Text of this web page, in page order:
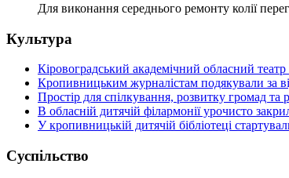
Для виконання середнього ремонту колії
Культура
Кіровоградський академічний обласний
Кропивницьким журналістам подякували за
Простір для спілкування, розвитку громад
В обласній дитячій філармонії урочисто
У кропивницькій дитячій бібліотеці
Суспільство